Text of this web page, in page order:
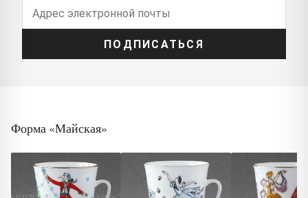
ПОДПИСАТЬСЯ
Форма «Майская»